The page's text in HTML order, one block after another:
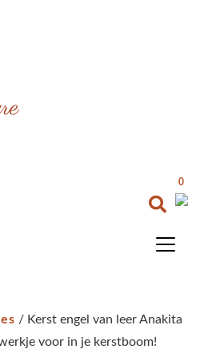
0
/ Kerst engel van leer Anakita
voor in je kerstboom!